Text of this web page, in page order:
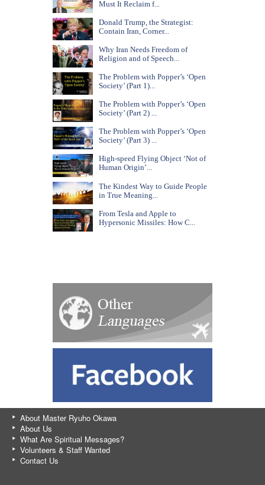
Must It Reclaim f...
Donald Trump, the Strategist:
Contain Iran, Corner...
Why Iran Needs Freedom of
Religion and of Speech...
The Problem with Popper’s ‘Open
Society’ (Part 1)...
The Problem with Popper’s ‘Open
Society’ (Part 2) ...
The Problem with Popper’s ‘Open
Society’ (Part 3) ...
High-speed Flying Object ‘Not of
Human Origin’...
The Kindest Way to Guide People
in True Meaning...
From Tesla and Apple to
Hypersonic Missiles: How C...
About Master Ryuho Okawa
About Us
What Are Spiritual Messages?
Volunteers & Staff Wanted
Contact Us